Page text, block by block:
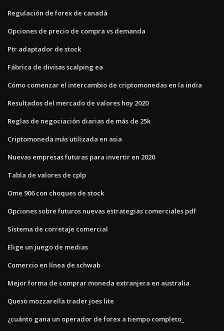
Regulación de forex de canadá
Opciones de precio de compra vs demanda
Ptr adaptador de stock
Fábrica de divisas scalping ea
Cómo comenzar el intercambio de criptomonedas en la india
Resultados del mercado de valores hoy 2020
Reglas de negociación diarias de más de 25k
Criptomoneda más utilizada en asia
Nuevas empresas futuras para invertir en 2020
Tabla de valores de cplp
Ome 906 con choques de stock
Opciones sobre futuros nuevas estrategias comerciales pdf
Sistema de corretaje comercial
Elige un juego de medias
Comercio en línea de schwab
Mejor forma de comprar moneda extranjera en australia
Queso mozzarella trader joes lite
¿cuánto gana un operador de forex a tiempo completo_